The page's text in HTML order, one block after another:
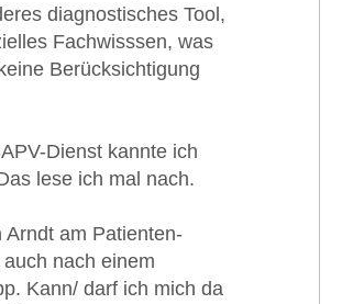
diagnostisches Tool,
Fachwisssen, was
Berücksichtigung
Dienst kannte ich
lese ich mal nach.
Arndt am Patienten-
nach einem
Kann/ darf ich mich da